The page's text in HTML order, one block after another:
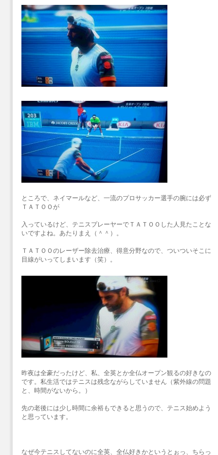
ところで、ネイマールなど、一流のプロサッカー選手の腕には必ず
ＴＡＴＯＯが
入っているけど、テニスプレーヤーでＴＡＴＯＯした人見たことな
いですよね。あたりまえ（＾＾）。
ＴＡＴＯＯのレーザー除去治療、得意分野なので、ついついそこに
目線がいってしまいます（笑）。
昨夜は全豪だったけど、私、全英とか全仏オープン観るの好きなの
です。私生活ではテニスは残念ながらしていません（紫外線の問題
と、時間がないから。）
先の老後には少し時間に余裕もできると思うので、テニス始めよう
と思っています。
なぜ今テニスしてないのに全英、全仏好きかというとぉっ、ちらっ